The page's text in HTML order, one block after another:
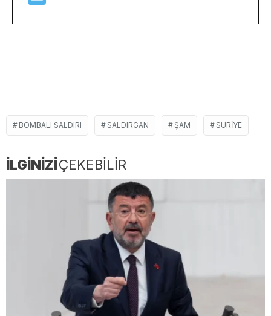
BOMBALI SALDIRI SALDIRGAN ŞAM SURIYE
İLGİNİZİÇEKEBİLİR